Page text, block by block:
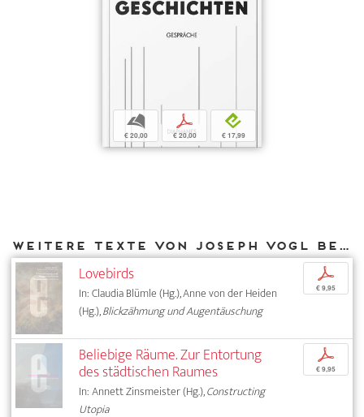
b
€ 20,00
p
€ 20,00
e
€ 17,99
Weitere Texte von Joseph Vogl bei DIAPHANES
Lovebirds
In: Claudia Blümle (Hg.), Anne von der Heiden
(Hg.),Blickzähmung und Augentäuschung
p
€ 9,95
Beliebige Räume. Zur Entortung
des städtischen Raumes
In: Annett Zinsmeister (Hg.),Constructing
Utopia
p
€ 9,95